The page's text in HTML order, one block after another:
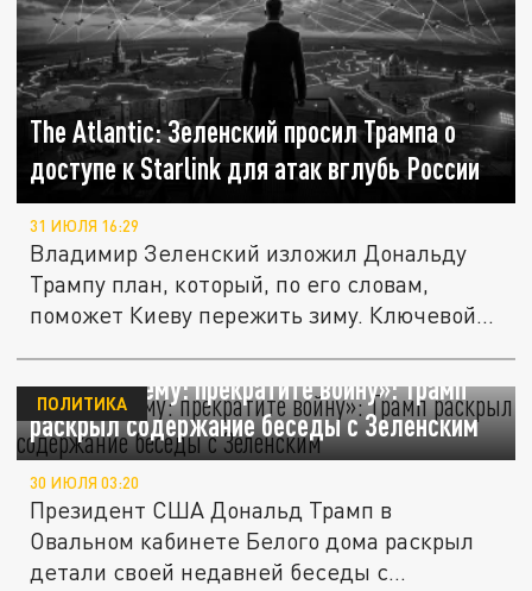
The Atlantic: Зеленский просил Трампа о
доступе к Starlink для атак вглубь России
31 ИЮЛЯ 16:29
Владимир Зеленский изложил Дональду
Трампу план, который, по его словам,
поможет Киеву пережить зиму. Ключевой...
«Я сказал ему: прекратите войну»: Трамп
раскрыл содержание беседы с Зеленским
ПОЛИТИКА
30 ИЮЛЯ 03:20
Президент США Дональд Трамп в
Овальном кабинете Белого дома раскрыл
детали своей недавней беседы с